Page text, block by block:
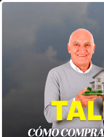
paso
¿Por qué el flujo
Muchos nuevos
entender
terminan
financiera.
LEER MÁS